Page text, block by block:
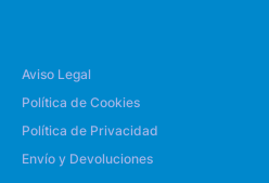
Aviso Legal
Política de Cookies
Política de Privacidad
Envío y Devoluciones